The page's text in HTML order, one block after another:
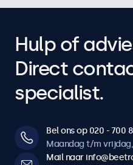
Hulp of
Direct
specialist.
Bel ons op 020 - 700
Maandag t/m vrijdag,
Mail naar